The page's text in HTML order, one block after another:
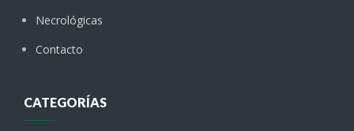
Necrológicas
Contacto
CATEGORÍAS